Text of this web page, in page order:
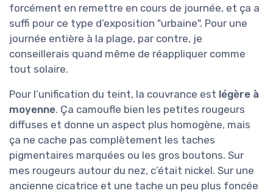
forcément en remettre en cours de journée, et ça a
suffi pour ce type d’exposition "urbaine". Pour une
journée entière à la plage, par contre, je
conseillerais quand même de réappliquer comme
tout solaire.
Pour l’unification du teint, la couvrance est légère à
moyenne. Ça camoufle bien les petites rougeurs
diffuses et donne un aspect plus homogène, mais
ça ne cache pas complètement les taches
pigmentaires marquées ou les gros boutons. Sur
mes rougeurs autour du nez, c’était nickel. Sur une
ancienne cicatrice et une tache un peu plus foncée